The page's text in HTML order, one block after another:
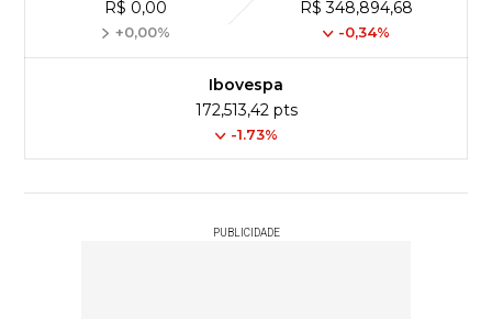
R$ 0,00
+0,00%
R$ 348,894,68
-0,34%
Ibovespa
172,513,42 pts
-1.73%
PUBLICIDADE